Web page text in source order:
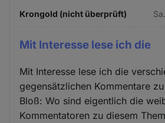
Krongold (nicht überprüft)
Mit Interesse lese ich die
Mit Interesse lese ich die
gegensätzlichen Kommentare
Bloß: Wo sind eigentlich die
Kommentatoren zu diesem